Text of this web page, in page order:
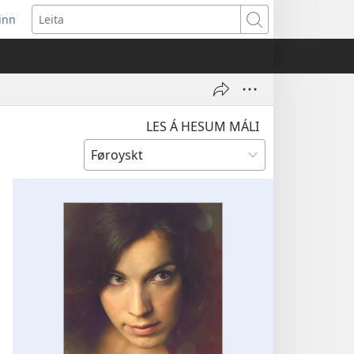
Leita
LES Á HESUM MÁLI